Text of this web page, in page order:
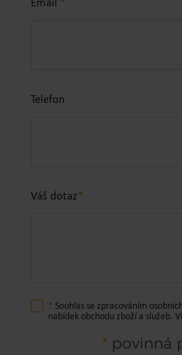
Telefon
Váš dotaz*
* Souhlas se zpracováním
nabídek obchodu zboží a služeb.
* povinná